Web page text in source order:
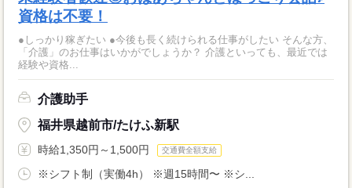
資格は不要！
●しっかり稼ぎたい ●今後も長く続けられる仕事がしたい そんな方、
「介護」のお仕事はいかがでしょうか？ 介護といっても、最近では
経験や資格...
介護助手
福井県越前市/たけふ新駅
時給1,350円～1,500円 交通費全額支給
※シフト制（実働4h） ※週15時間〜 ※シ...